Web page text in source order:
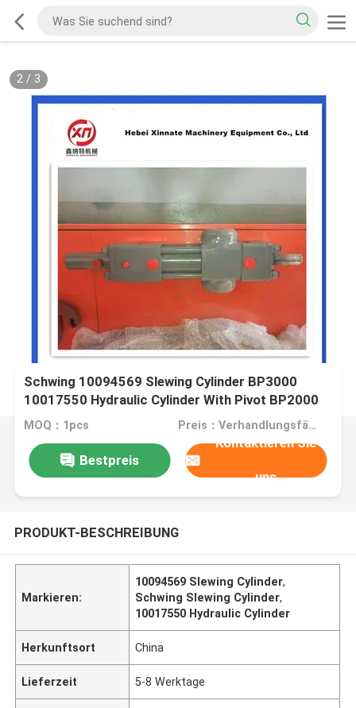
2/ 3
Schwing 10094569 Slewing Cylinder BP3000
10017550 Hydraulic Cylinder With Pivot BP2000
MOQ：1pcs Preis：Verhandlungsfähig
Bestpreis
Kontaktieren Sie
uns
PRODUKT-BESCHREIBUNG
Markieren:
10094569 Slewing Cylinder,
Schwing Slewing Cylinder,
10017550 Hydraulic Cylinder
Herkunftsort China
Lieferzeit 5-8 Werktage